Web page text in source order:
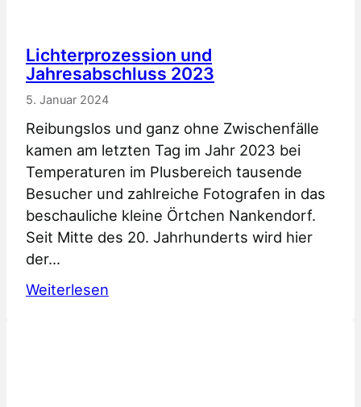
Lichterprozession und
Jahresabschluss 2023
5. Januar 2024
Reibungslos und ganz ohne Zwischenfälle
kamen am letzten Tag im Jahr 2023 bei
Temperaturen im Plusbereich tausende
Besucher und zahlreiche Fotografen in das
beschauliche kleine Örtchen Nankendorf.
Seit Mitte des 20. Jahrhunderts wird hier
der…
Weiterlesen